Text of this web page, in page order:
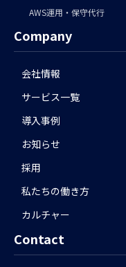
AWS運用・保守代行
Company
会社情報
サービス一覧
導入事例
お知らせ
採用
私たちの働き方
カルチャー
Contact